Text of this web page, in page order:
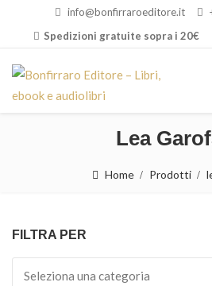
info@bonfirraroeditore.it
Spedizioni gratuite sopra i 20€
Lea
Home Prodotti
FILTRA PER